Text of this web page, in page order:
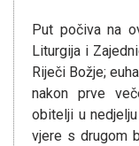
Put počiva na
Liturgija i
Riječi Božje;
nakon prve
obitelji u
vjere s drugom